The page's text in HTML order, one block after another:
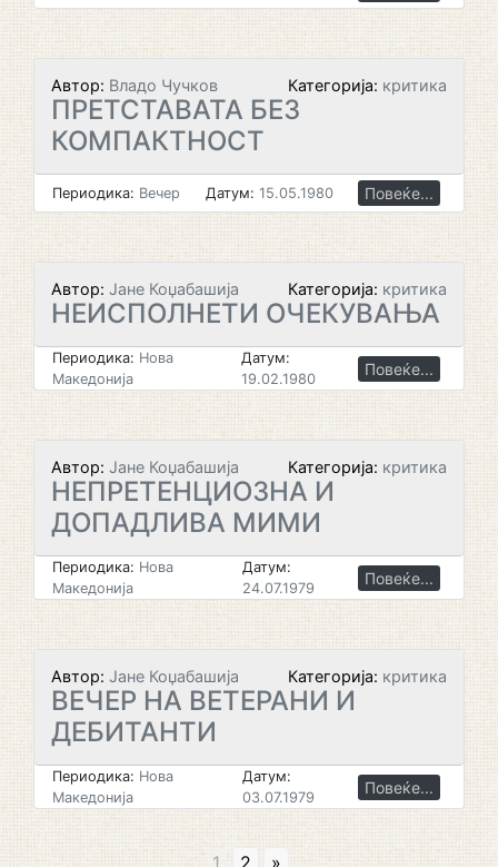
Автор: Владо Чучков Категорија: критика
ПРЕТСТАВАТА БЕЗ
КОМПАКТНОСТ
Периодика: Вечер Датум: 15.05.1980 Повеќе...
Автор: Јане Коџабашија Категорија: критика
НЕИСПОЛНЕТИ ОЧЕКУВАЊА
Периодика: Нова
Македонија
Датум:
19.02.1980
Повеќе...
Автор: Јане Коџабашија Категорија: критика
НЕПРЕТЕНЦИОЗНА И
ДОПАДЛИВА МИМИ
Периодика: Нова
Македонија
Датум:
24.07.1979
Повеќе...
Автор: Јане Коџабашија Категорија: критика
ВЕЧЕР НА ВЕТЕРАНИ И
ДЕБИТАНТИ
Периодика: Нова
Македонија
Датум:
03.07.1979
Повеќе...
1 2 »